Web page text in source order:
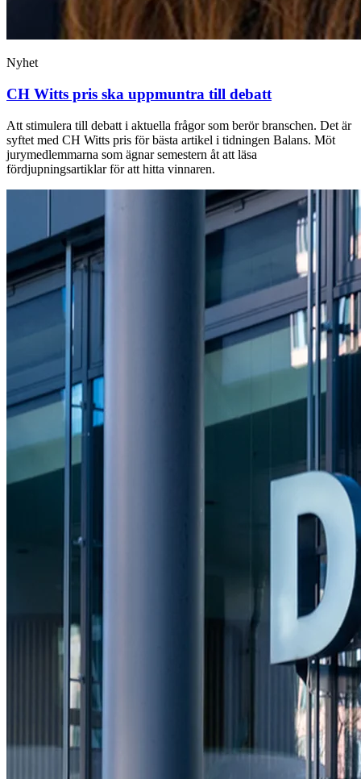
Nyhet
CH Witts pris ska uppmuntra till debatt
Att stimulera till debatt i aktuella frågor som berör branschen. Det är
syftet med CH Witts pris för bästa artikel i tidningen Balans. Möt
jurymedlemmarna som ägnar semestern åt att läsa
fördjupningsartiklar för att hitta vinnaren.